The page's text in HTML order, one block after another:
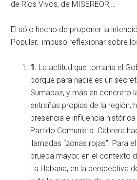
de Ríos Vivos, de MISEREOR,…
El sólo hecho de proponer la
Popular, impuso reflexionar sobre
1 . La actitud que tomaría el
porque para nadie es un
Sumapaz, y más en concreto
entrañas propias de la región,
presencia e influencia histórica
Partido Comunista. Cabrera
llamadas “zonas rojas”. Para
prueba mayor, en el contexto
La Habana, en la perspectiva